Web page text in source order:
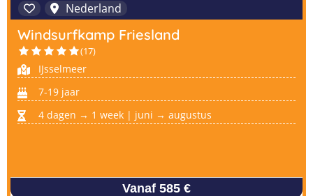
Nederland
Windsurfkamp Friesland
(17)
IJsselmeer
7-19 jaar
4 dagen → 1 week | juni → augustus
Vanaf 585 €